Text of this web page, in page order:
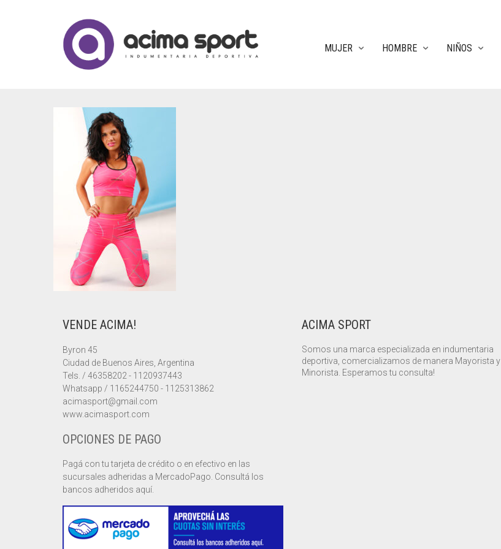
MUJER HOMBRE NIÑOS
VENDE ACIMA!
Byron 45
Ciudad de Buenos Aires, Argentina
Tels. / 46358202 - 1120937443
Whatsapp / 1165244750 - 1125313862
acimasport@gmail.com
www.acimasport.com
OPCIONES DE PAGO
Pagá con tu tarjeta de crédito o en efectivo en las
sucursales adheridas a MercadoPago. Consultá los
bancos adheridos aquí.
ACIMA SPORT
Somos una marca especializada en indumentaria
deportiva, comercializamos de manera Mayorista y
Minorista. Esperamos tu consulta!